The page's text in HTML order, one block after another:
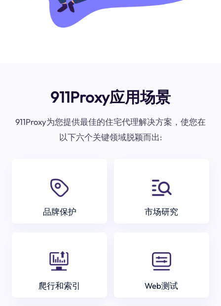
911Proxy应用场景
911Proxy为您提供最佳的住宅代理解决方案，使您在
以下六个关键领域脱颖而出:
品牌保护 市场研究
爬行和索引 Web测试